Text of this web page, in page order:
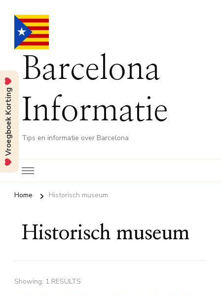
Barcelona
Informatie
Tips en informatie over Barcelona
Home Historisch museum
Historisch museum
Showing: 1 RESULTS
Vroegboek Korting